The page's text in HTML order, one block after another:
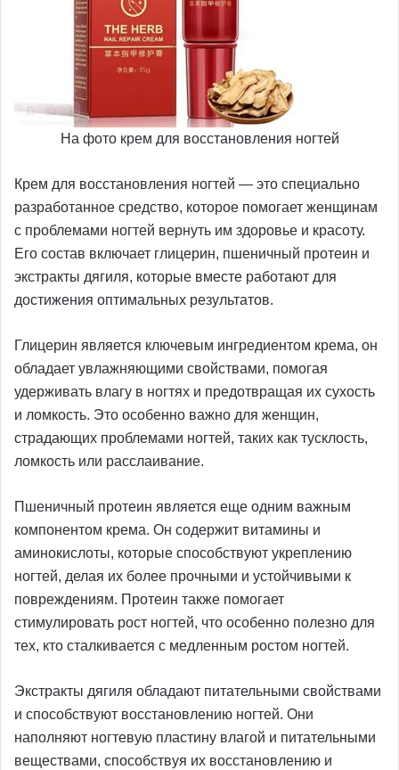
На фото крем для восстановления ногтей
Крем для восстановления ногтей — это специально
разработанное средство, которое помогает женщинам
с проблемами ногтей вернуть им здоровье и красоту.
Его состав включает глицерин, пшеничный протеин и
экстракты дягиля, которые вместе работают для
достижения оптимальных результатов.
Глицерин является ключевым ингредиентом крема, он
обладает увлажняющими свойствами, помогая
удерживать влагу в ногтях и предотвращая их сухость
и ломкость. Это особенно важно для женщин,
страдающих проблемами ногтей, таких как тусклость,
ломкость или расслаивание.
Пшеничный протеин является еще одним важным
компонентом крема. Он содержит витамины и
аминокислоты, которые способствуют укреплению
ногтей, делая их более прочными и устойчивыми к
повреждениям. Протеин также помогает
стимулировать рост ногтей, что особенно полезно для
тех, кто сталкивается с медленным ростом ногтей.
Экстракты дягиля обладают питательными свойствами
и способствуют восстановлению ногтей. Они
наполняют ногтевую пластину влагой и питательными
веществами, способствуя их восстановлению и